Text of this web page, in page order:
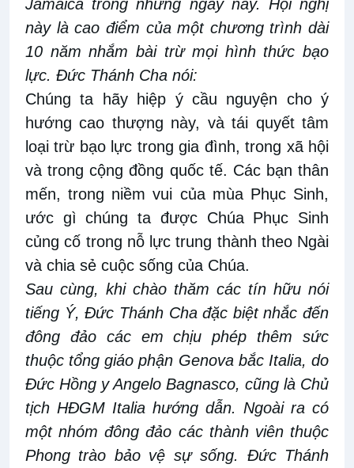
Jamaica trong những ngày này. Hội nghị
này là cao điểm của một chương trình dài
10 năm nhắm bài trừ mọi hình thức bạo
lực. Đức Thánh Cha nói:
Chúng ta hãy hiệp ý cầu nguyện cho ý
hướng cao thượng này, và tái quyết tâm
loại trừ bạo lực trong gia đình, trong xã hội
và trong cộng đồng quốc tế. Các bạn thân
mến, trong niềm vui của mùa Phục Sinh,
ước gì chúng ta được Chúa Phục Sinh
củng cố trong nỗ lực trung thành theo Ngài
và chia sẻ cuộc sống của Chúa.
Sau cùng, khi chào thăm các tín hữu nói
tiếng Ý, Đức Thánh Cha đặc biệt nhắc đến
đông đảo các em chịu phép thêm sức
thuộc tổng giáo phận Genova bắc Italia, do
Đức Hồng y Angelo Bagnasco, cũng là Chủ
tịch HĐGM Italia hướng dẫn. Ngoài ra có
một nhóm đông đảo các thành viên thuộc
Phong trào bảo vệ sự sống. Đức Thánh